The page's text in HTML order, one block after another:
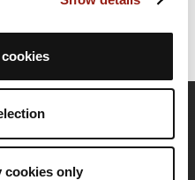
cookies only